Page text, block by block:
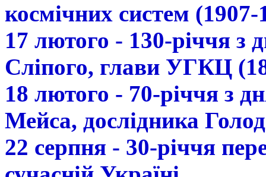
космічних систем (1907-
17 лютого - 130-річчя з
Сліпого, глави УГКЦ
18 лютого - 70-річчя з
Мейса, дослідника
22 серпня - 30-річчя